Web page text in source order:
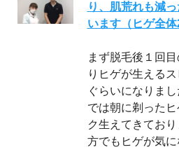
り、肌荒れも減
います（ヒゲ全体
まず脱毛後１回
りヒゲが生える
ぐらいになりま
では朝に剃った
ク生えてきてお
方でもヒゲが気